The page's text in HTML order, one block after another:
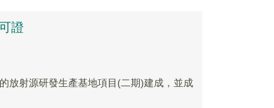
證
放射源研發生產基地項目(二期)建成，並成